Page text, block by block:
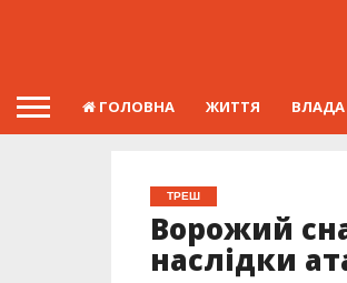
ГОЛОВНА ЖИТТЯ ВЛАДА
ТРЕШ
Ворожий
наслідки